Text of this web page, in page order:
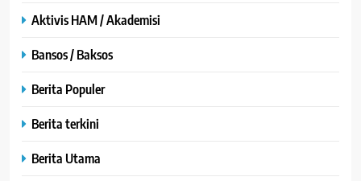
Aktivis HAM / Akademisi
Bansos / Baksos
Berita Populer
Berita terkini
Berita Utama